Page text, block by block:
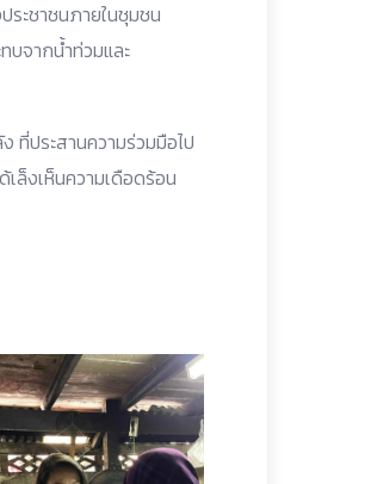
ะชาชนภายในชุมชน
บจากน้ำท่วมและ
ประสานความร่วมมือไป
ล็งเห็นความเดือดร้อน